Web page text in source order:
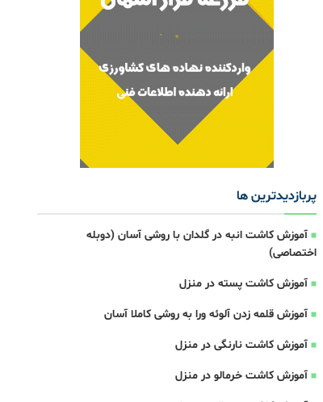
پربازدیدترین ها
آموزش کاشت انبه در گلدان با روشی آسان (دوبله
اختصاصی)
آموزش کاشت پسته در منزل
آموزش قلمه زدن آلوئه ورا به روشی کاملا آسان
آموزش کاشت نارنگی در منزل
آموزش کاشت خرمالو در منزل